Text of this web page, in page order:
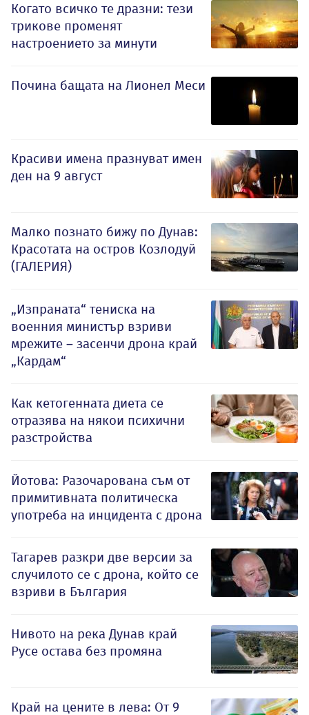
Когато всичко те дразни: тези
трикове променят
настроението за минути
Почина бащата на Лионел Меси
Красиви имена празнуват имен
ден на 9 август
Малко познато бижу по Дунав:
Красотата на остров Козлодуй
(ГАЛЕРИЯ)
„Изпраната“ тениска на
военния министър взриви
мрежите – засенчи дрона край
„Кардам“
Как кетогенната диета се
отразява на някои психични
разстройства
Йотова: Разочарована съм от
примитивната политическа
употреба на инцидента с дрона
Тагарев разкри две версии за
случилото се с дрона, който се
взриви в България
Нивото на река Дунав край
Русе остава без промяна
Край на цените в лева: От 9